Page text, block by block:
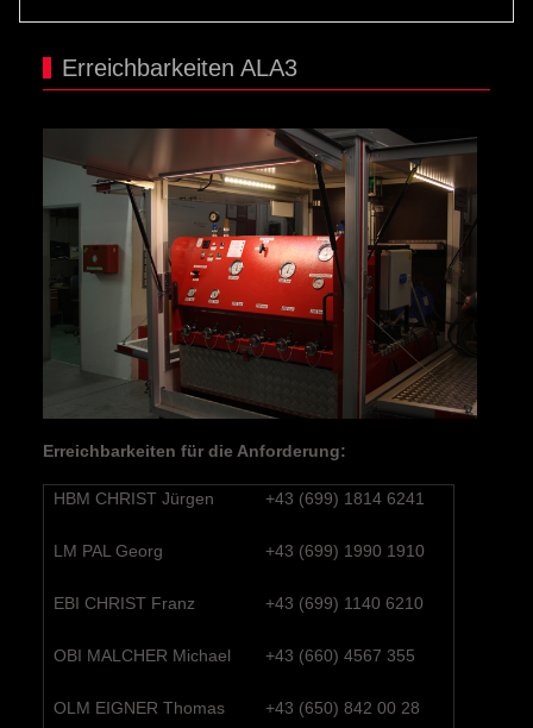
Erreichbarkeiten ALA3
Erreichbarkeiten für die Anforderung:
HBM CHRIST Jürgen +43 (699) 1814 6241
LM PAL Georg +43 (699) 1990 1910
EBI CHRIST Franz +43 (699) 1140 6210
OBI MALCHER Michael +43 (660) 4567 355
OLM EIGNER Thomas +43 (650) 842 00 28